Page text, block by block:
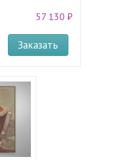
57 130 ₽
Заказать